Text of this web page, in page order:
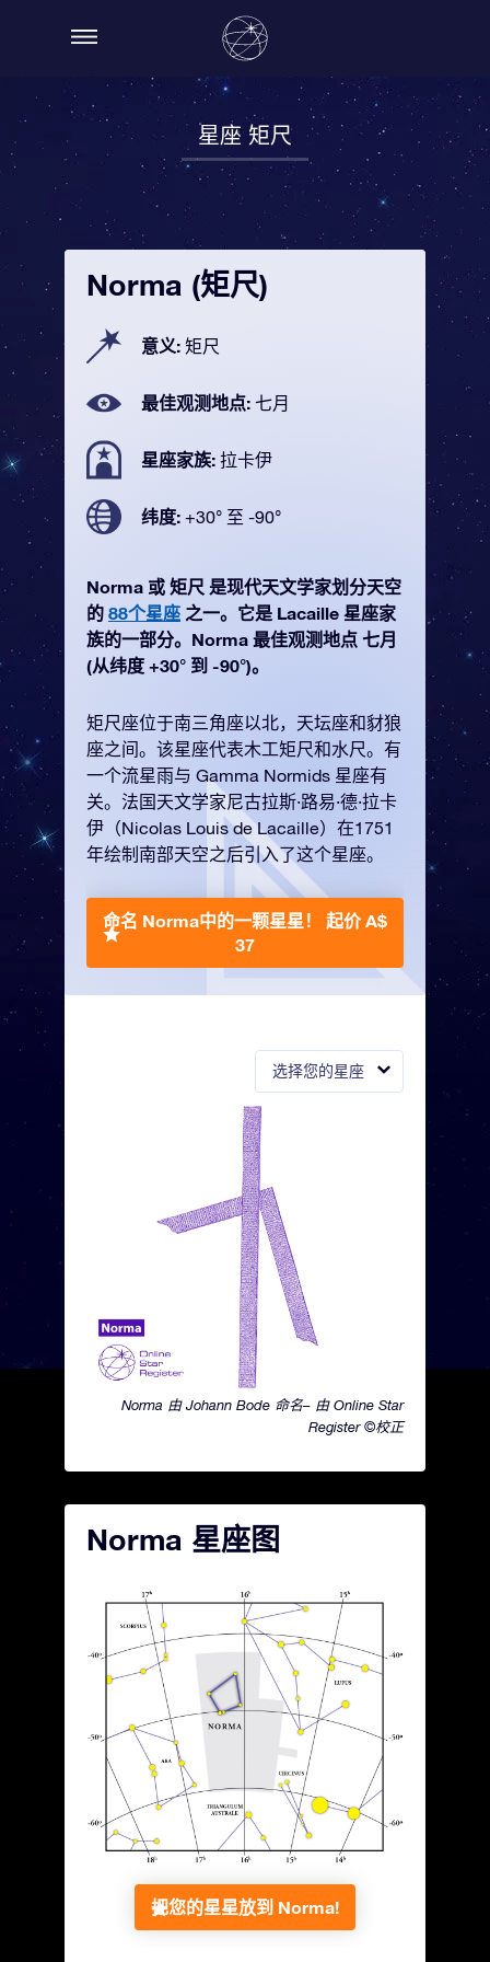
星座 矩尺
选择您的星座
Norma 由 Johann Bode 命名– 由 Online Star
Register ©校正
Norma (矩尺)
意义: 矩尺
最佳观测地点: 七月
星座家族: 拉卡伊
纬度: +30° 至 -90°
Norma 或 矩尺 是现代天文学家划分天空
的 88个星座 之一。它是 Lacaille 星座家
族的一部分。Norma 最佳观测地点 七月
(从纬度 +30° 到 -90°)。
矩尺座位于南三角座以北，天坛座和豺狼
座之间。该星座代表木工矩尺和水尺。有
一个流星雨与 Gamma Normids 星座有
关。法国天文学家尼古拉斯·路易·德·拉卡
伊（Nicolas Louis de Lacaille）在1751
年绘制南部天空之后引入了这个星座。
命名 Norma中的一颗星星！ 起价 A$
37
Norma 星座图
把您的星星放到 Norma!